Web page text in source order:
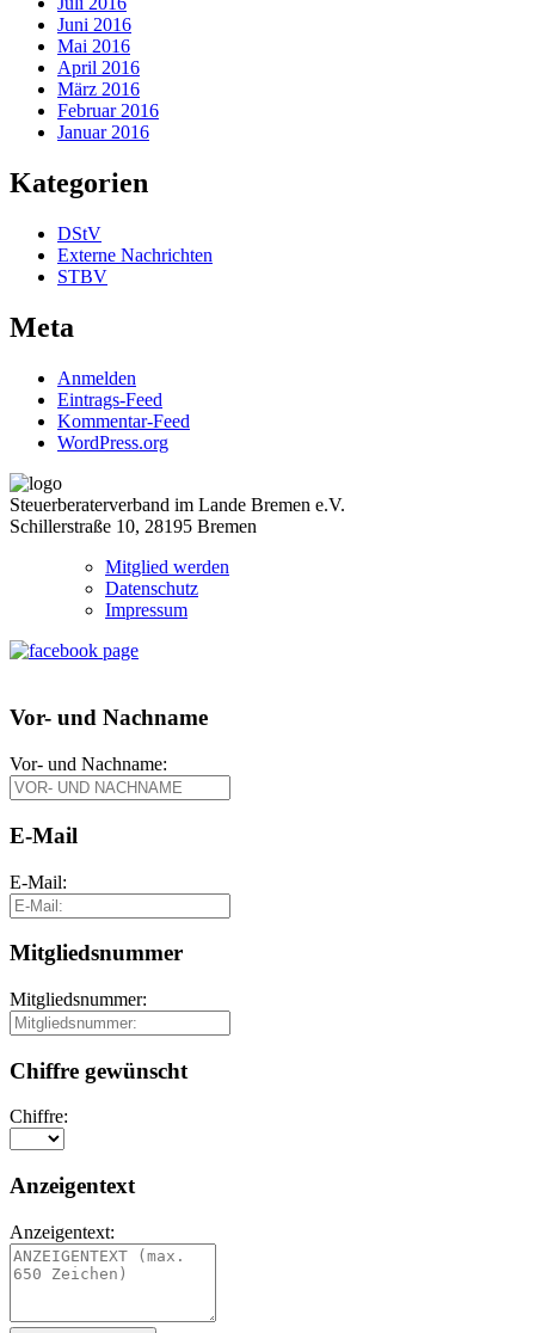
Juni 2016
Mai 2016
April 2016
März 2016
Februar 2016
Januar 2016
Kategorien
DStV
Externe Nachrichten
STBV
Meta
Anmelden
Eintrags-Feed
Kommentar-Feed
WordPress.org
Steuerberaterverband im Lande Bremen e.V.
Schillerstraße 10, 28195 Bremen
Mitglied werden
Datenschutz
Impressum
Vor- und Nachname
Vor- und Nachname:
E-Mail
E-Mail:
Mitgliedsnummer
Mitgliedsnummer:
Chiffre gewünscht
Chiffre:
Anzeigentext
Anzeigentext: